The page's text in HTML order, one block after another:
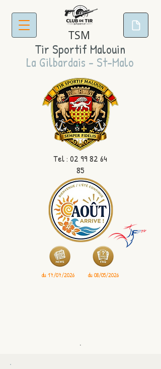
TSM
Tir Sportif Malouin
La Gilbardais - St-Malo
Tel : 02 99 82 64
85
du 17/07/2026 du 08/05/2026
.